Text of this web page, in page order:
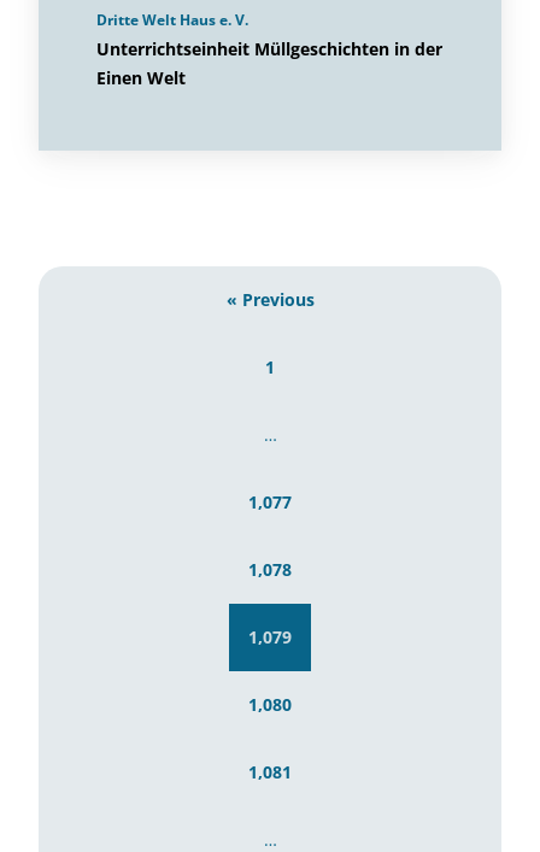
Dritte Welt Haus e. V.
Unterrichtseinheit Müllgeschichten in der
Einen Welt
« Previous
1
…
1,077
1,078
1,079
1,080
1,081
…